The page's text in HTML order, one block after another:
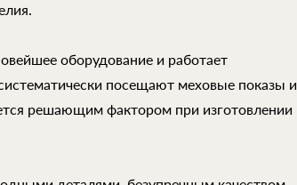
оборудование и работает
посещают меховые показы и
решающим фактором при изготовлении